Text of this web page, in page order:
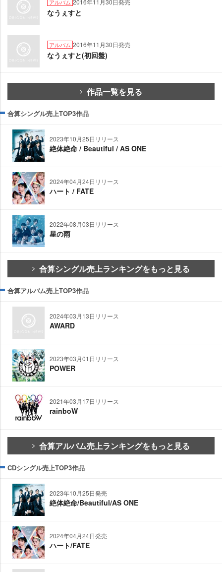
アルバム 2016年11月30日発売
なうぇすと
アルバム 2016年11月30日発売
なうぇすと(初回盤)
作品一覧を見る
合算シングル売上TOP3作品
2023年10月25日リリース
絶体絶命 / Beautiful / AS ONE
2024年04月24日リリース
ハート / FATE
2022年08月03日リリース
星の雨
合算シングル売上ランキングをもっと見る
合算アルバム売上TOP3作品
2024年03月13日リリース
AWARD
2023年03月01日リリース
POWER
2021年03月17日リリース
rainboW
合算アルバム売上ランキングをもっと見る
CDシングル売上TOP3作品
2023年10月25日発売
絶体絶命/Beautiful/AS ONE
2024年04月24日発売
ハート/FATE